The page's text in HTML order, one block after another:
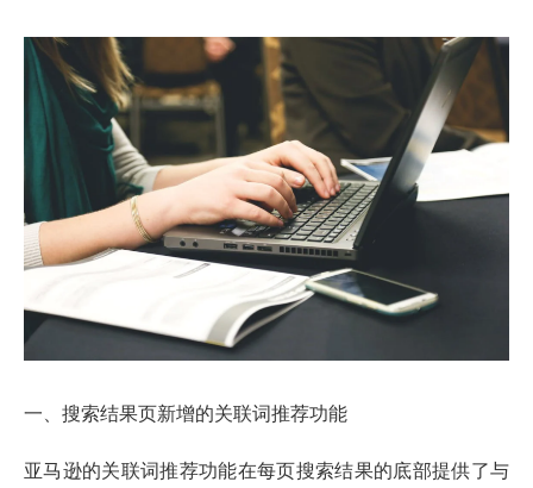
一、搜索结果页新增的关联词推荐功能
亚马逊的关联词推荐功能在每页搜索结果的底部提供了与